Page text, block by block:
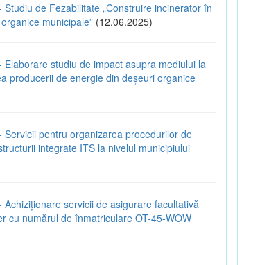
de Fezabilitate „Construire incinerator în
municipale” (12.06.2025)
studiu de impact asupra mediului la
producerii de energie din deșeuri organice
pentru organizarea procedurilor de
integrate ITS la nivelul municipiului
servicii de asigurare facultativă
cu numărul de înmatriculare OT-45-WOW